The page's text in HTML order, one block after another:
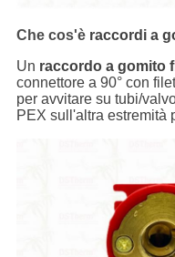
Che cos'è raccordi a
Un raccordo a gomito
connettore a 90° con
per avvitare su tubi/
PEX sull'altra estremità